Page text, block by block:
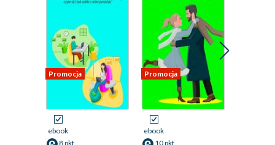
Promocja
ebook
8 pkt
Promocja
ebook
10 pkt